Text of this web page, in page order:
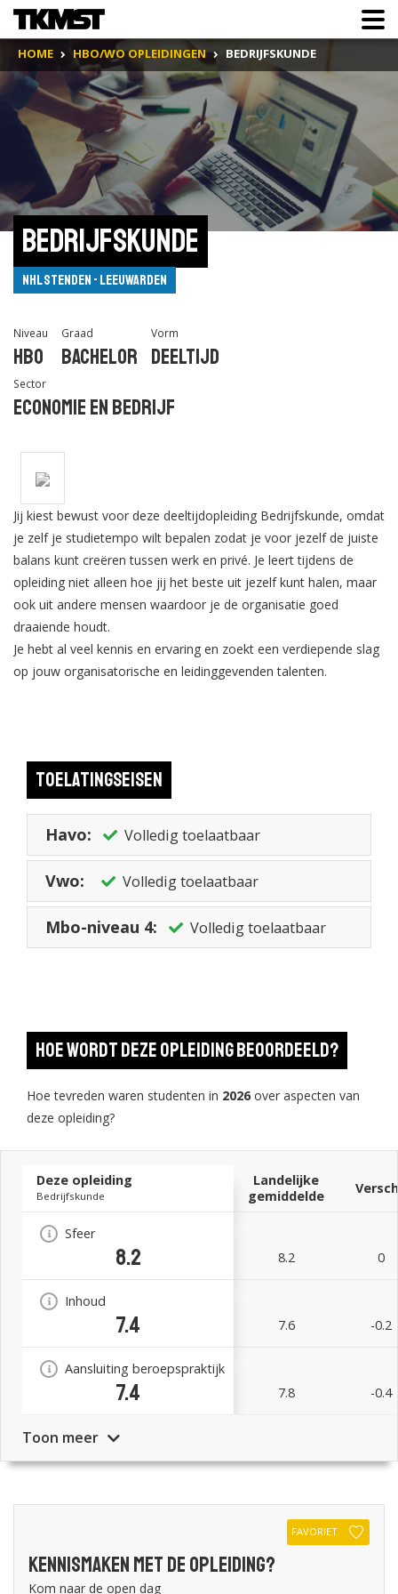
HOME HBO/WO OPLEIDINGEN BEDRIJFSKUNDE
Bedrijfskunde
NHL Stenden - Leeuwarden
Niveau
Hbo
Graad
Bachelor
Vorm
Deeltijd
Sector
Economie en Bedrijf
Jij kiest bewust voor deze deeltijdopleiding Bedrijfskunde, omdat
je zelf je studietempo wilt bepalen zodat je voor jezelf de juiste
balans kunt creëren tussen werk en privé. Je leert tijdens de
opleiding niet alleen hoe jij het beste uit jezelf kunt halen, maar
ook uit andere mensen waardoor je de organisatie goed
draaiende houdt.
Je hebt al veel kennis en ervaring en zoekt een verdiepende slag
op jouw organisatorische en leidinggevenden talenten.
Toelatingseisen
Havo: Volledig toelaatbaar
Vwo: Volledig toelaatbaar
Mbo-niveau 4: Volledig toelaatbaar
Hoe wordt deze opleiding beoordeeld?
Hoe tevreden waren studenten in 2026 over aspecten van
deze opleiding?
Deze opleiding
Bedrijfskunde
Landelijke
gemiddelde
Sfeer
8.2 8.2 0
Inhoud
7.4 7.6 -0.2
Aansluiting beroepspraktijk
7.4 7.8 -0.4
Toon meer
FAVORIET
Kennismaken met de opleiding?
Kom naar de open dag